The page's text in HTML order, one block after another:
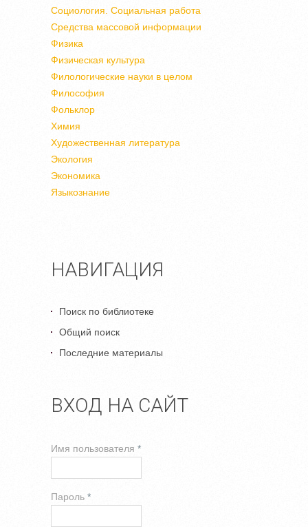
НАВИГАЦИЯ
Поиск по библиотеке
Общий поиск
Последние материалы
ВХОД НА САЙТ
Имя пользователя *
Пароль *
Социология. Социальная работа
Средства массовой информации
Физика
Физическая культура
Филологические науки в целом
Философия
Фольклор
Химия
Художественная литература
Экология
Экономика
Языкознание